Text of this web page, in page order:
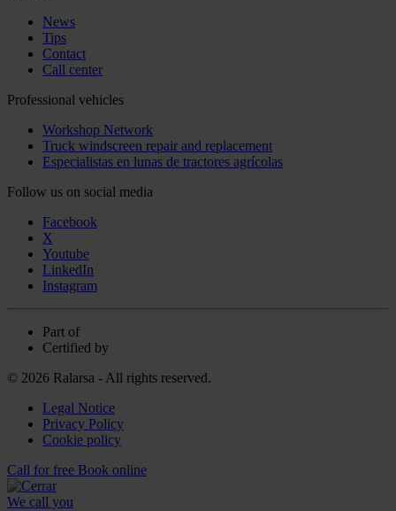
News
Tips
Contact
Call center
Professional vehicles
Workshop Network
Truck windscreen repair and replacement
Especialistas en lunas de tractores agrícolas
Follow us on social media
Facebook
X
Youtube
LinkedIn
Instagram
Part of
Certified by
© 2026 Ralarsa - All rights reserved.
Legal Notice
Privacy Policy
Cookie policy
Call for free Book online
We call you